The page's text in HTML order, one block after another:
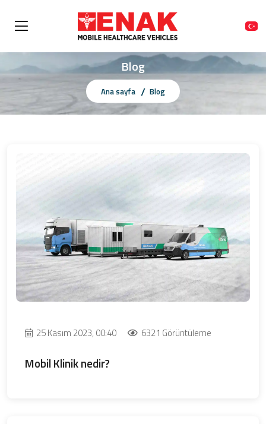
Blog
Ana sayfa Blog
25 Kasım 2023, 00:40 6321 Görüntüleme
Mobil Klinik nedir?